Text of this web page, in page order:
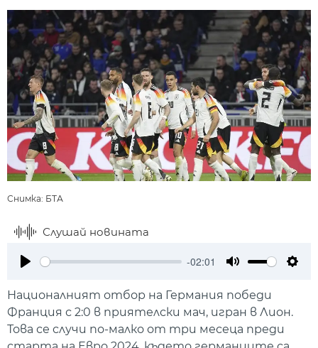
Снимка: БТА
Слушай новината
-02:01
Националният отбор на Германия победи
Франция с 2:0 в приятелски мач, игран в Лион.
Това се случи по-малко от три месеца преди